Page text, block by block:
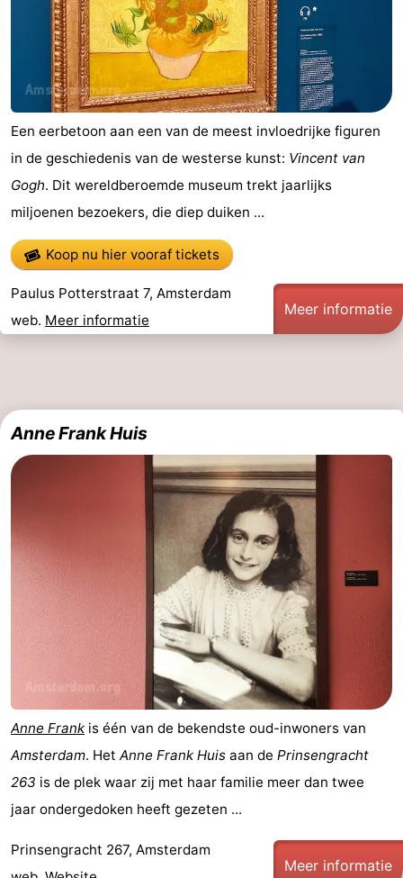
Een eerbetoon aan een van de meest invloedrijke figuren
in de geschiedenis van de westerse kunst: Vincent van
Gogh. Dit wereldberoemde museum trekt jaarlijks
miljoenen bezoekers, die diep duiken ...
Koop nu hier vooraf tickets
Paulus Potterstraat 7, Amsterdam
web. Meer informatie
Meer informatie
Anne Frank Huis
Anne Frank is één van de bekendste oud-inwoners van
Amsterdam. Het Anne Frank Huis aan de Prinsengracht
263 is de plek waar zij met haar familie meer dan twee
jaar ondergedoken heeft gezeten ...
Prinsengracht 267, Amsterdam
Meer informatie